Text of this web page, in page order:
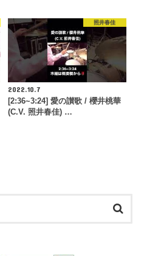
照井春佳
2022.10.7
[2:36~3:24] 愛の讃歌 / 櫻井桃華
(C.V. 照井春佳) …